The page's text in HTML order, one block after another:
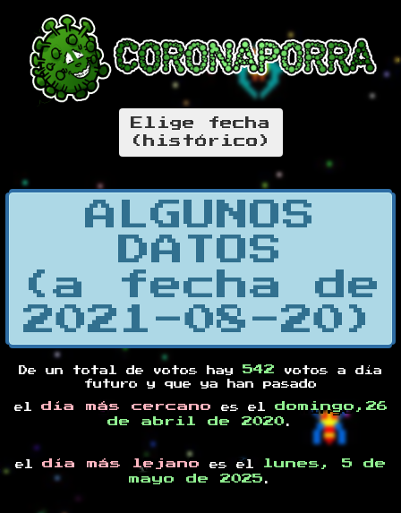
Elige fecha
(histórico)
ALGUNOS
DATOS
(a fecha de
2021-08-20)
De un total de votos hay 542 votos a día
futuro y que ya han pasado
el día más cercano es el domingo,26
de abril de 2020 .
el día más lejano es el
lunes, 5 de
mayo de 2025 .